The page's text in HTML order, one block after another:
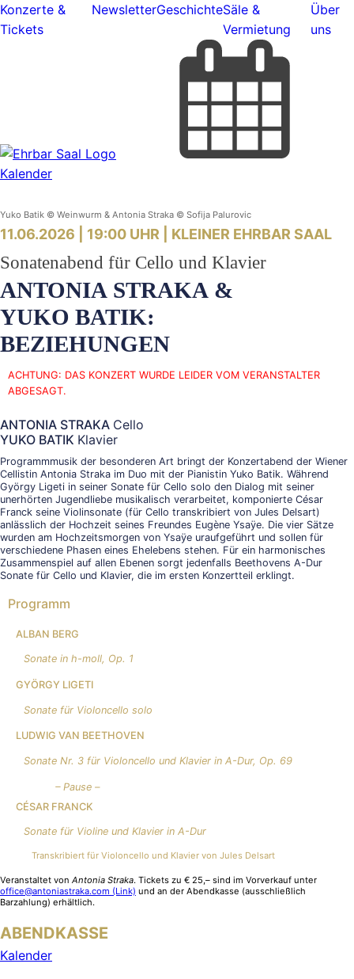
Konzerte &
Tickets
NewsletterGeschichteSäle &
Vermietung
Über
uns
Kalender
Yuko Batik © Weinwurm & Antonia Straka © Sofija Palurovic
11.06.2026 | 19:00 UHR | KLEINER EHRBAR SAAL
Sonatenabend für Cello und Klavier
ANTONIA STRAKA &
YUKO BATIK:
BEZIEHUNGEN
ACHTUNG: DAS KONZERT WURDE LEIDER VOM VERANSTALTER
ABGESAGT.
ANTONIA STRAKA Cello
YUKO BATIK Klavier
Programmmusik der besonderen Art bringt der Konzertabend der Wiener
Cellistin Antonia Straka im Duo mit der Pianistin Yuko Batik. Während
György Ligeti in seiner Sonate für Cello solo den Dialog mit seiner
unerhörten Jugendliebe musikalisch verarbeitet, komponierte César
Franck seine Violinsonate (für Cello transkribiert von Jules Delsart)
anlässlich der Hochzeit seines Freundes Eugène Ysaÿe. Die vier Sätze
wurden am Hochzeitsmorgen von Ysaÿe uraufgeführt und sollen für
verschiedene Phasen eines Ehelebens stehen. Für ein harmonisches
Zusammenspiel auf allen Ebenen sorgt jedenfalls Beethovens A-Dur
Sonate für Cello und Klavier, die im ersten Konzertteil erklingt.
Programm
ALBAN BERG
Sonate in h-moll, Op. 1
GYÖRGY LIGETI
Sonate für Violoncello solo
LUDWIG VAN BEETHOVEN
Sonate Nr. 3 für Violoncello und Klavier in A-Dur, Op. 69
– Pause –
CÉSAR FRANCK
Sonate für Violine und Klavier in A-Dur
Transkribiert für Violoncello und Klavier von Jules Delsart
Veranstaltet von Antonia Straka. Tickets zu € 25,– sind im Vorverkauf unter
office@antoniastraka.com (Link) und an der Abendkasse (ausschließlich
Barzahlung) erhältlich.
ABENDKASSE
Kalender